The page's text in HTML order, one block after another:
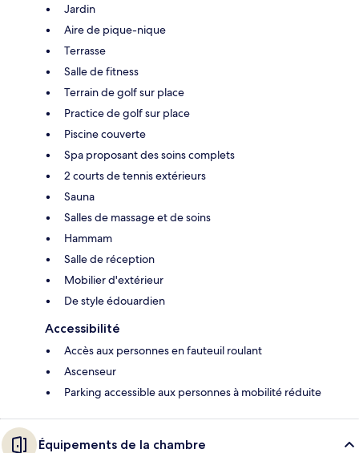
Jardin
Aire de pique-nique
Terrasse
Salle de fitness
Terrain de golf sur place
Practice de golf sur place
Piscine couverte
Spa proposant des soins complets
2 courts de tennis extérieurs
Sauna
Salles de massage et de soins
Hammam
Salle de réception
Mobilier d'extérieur
De style édouardien
Accessibilité
Accès aux personnes en fauteuil roulant
Ascenseur
Parking accessible aux personnes à mobilité réduite
Équipements de la chambre